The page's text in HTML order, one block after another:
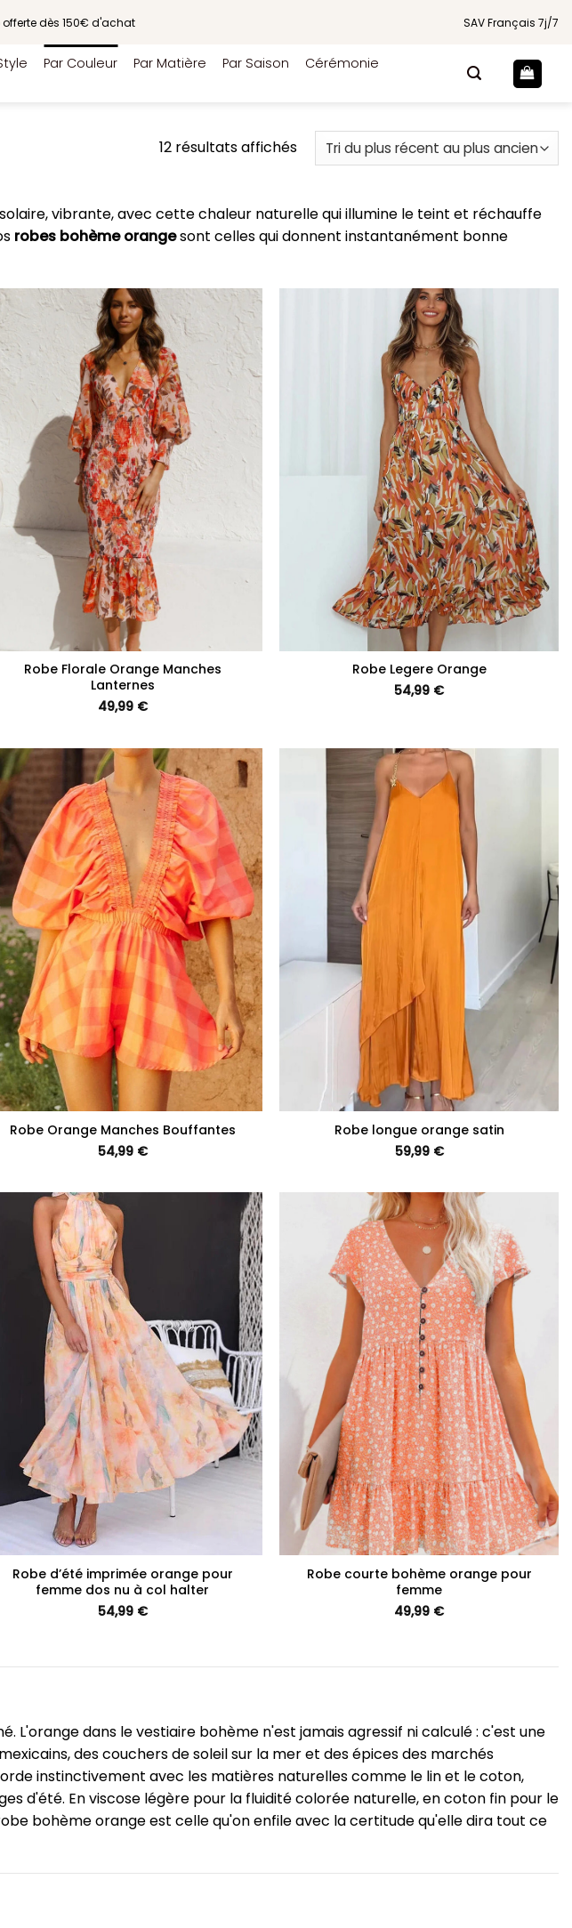
dès 150€ d'achat SAV Français 7j/7
Par Couleur Par Matière Par Saison Cérémonie
12 résultats affichésTrié
récent
au
vibrante, avec cette chaleur naturelle qui illumine le teint et réchauffe
robes bohème orangesont celles qui donnent instantanément bonne
Robe Florale Orange Manches
Lanternes
49,99 €
Robe Legere Orange
54,99 €
+
Robe Orange Manches Bouffantes
54,99 €
Robe longue orange satin
59,99 €
Robe d’été imprimée orange pour
femme dos nu à col halter
54,99 €
+
Robe courte bohème orange pour
femme
49,99 €
L'orange dans le vestiaire bohème n'est jamais agressif ni calculé : c'est une
des couchers de soleil sur la mer et des épices des marchés
instinctivement avec les matières naturelles comme le lin et le coton,
d'été. En viscose légère pour la fluidité colorée naturelle, en coton fin pour le
bohème orange est celle qu'on enfile avec la certitude qu'elle dira tout ce